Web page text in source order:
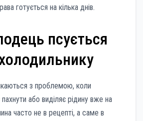
готується на кілька днів.
псується
з проблемою, коли
або виділяє рідину вже на
часто не в рецепті, а саме в